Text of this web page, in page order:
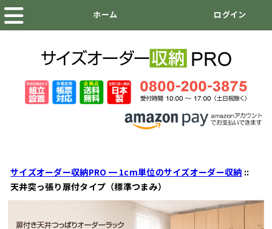
サイズオーダー収納PRO ━ 1cm単位のサイズオーダー収納 ::
天井突っ張り扉付タイプ（標準つまみ）